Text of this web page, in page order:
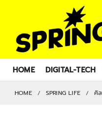
HOME DIGITAL-TECH
HOME SPRING LIFE ศิ